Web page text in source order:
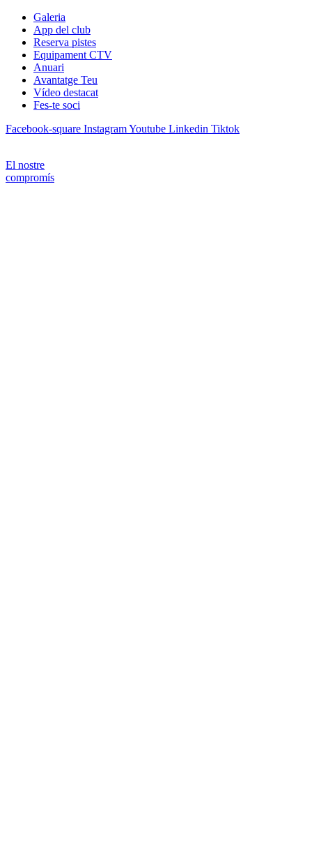
Galeria
App del club
Reserva pistes
Equipament CTV
Anuari
Avantatge Teu
Vídeo destacat
Fes-te soci
Facebook-square InstagramYoutube Linkedin Tiktok
El nostre
compromís